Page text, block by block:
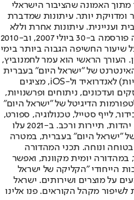
האמונה שהציבור הישראלי
ומדויקת יותר. עיתונות שמדברת
ועניינית. עיתונות אחרת וללא
תשלום. המהדורה המודפסת הראשונה פורסמה ב-30 ביולי 2007, וב-2010
שיעור החשיפה הגבוה ביותר בימי
העורך הראשי הוא עמר לחמנוביץ,
של "ישראל היום" בעברית
ובאנגלית, כמו כן היישומונים (אפליקציות) לאנדרואיד ול-iOS, מציגים
ועדכונים, ניתוחים ופרשנויות,
הדיגיטל של "ישראל היום"
לייף סטייל, טכנולוגיה, ספורט,
כלכלה וצרכנות, בריאות, חיילים, אוכל, יהדות, תיירות ורכב. ב-2021 עלו
"ישראל היום" בעברית, במטרה
ונוחה. תכני המהדורה
במהדורה יומית מקוונת, ואפשר
הייחודי "הקליקה של ישראל
על מוצרים ושירותים. ישראל
מקהל הקוראים. פנו אלינו